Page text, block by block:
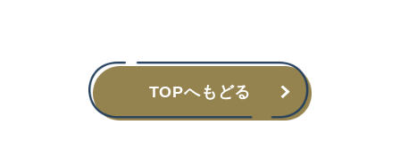
TOPへもどる